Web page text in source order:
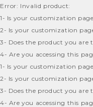
Error: Invalid product:
1- Is your customization
2- Is your customization
3- Does the product you are
4- Are you accessing this
1- Is your customization
2- Is your customization
3- Does the product you are
4- Are you accessing this